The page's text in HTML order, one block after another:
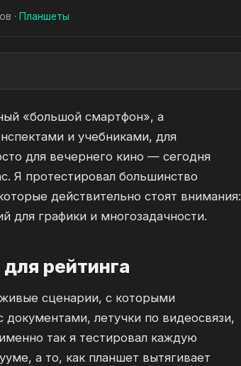
· Планшеты
«большой смартфон», а
и учебниками, для
для вечернего кино — сегодня
Я протестировал большинство
действительно стоят внимания:
графики и многозадачности.
рейтинга
сценарии, с которыми
летучки по видеосвязи,
так я тестировал каждую
а то, как планшет вытягивает